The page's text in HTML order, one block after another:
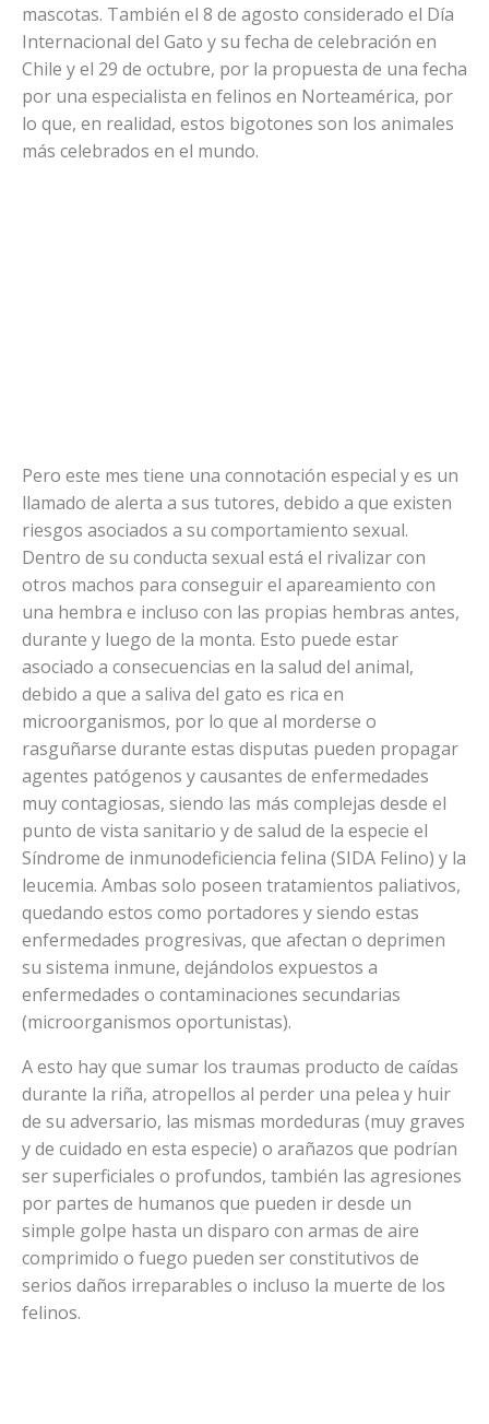
mascotas. También el 8 de agosto considerado el Día
Internacional del Gato y su fecha de celebración en
Chile y el 29 de octubre, por la propuesta de una fecha
por una especialista en felinos en Norteamérica, por
lo que, en realidad, estos bigotones son los animales
más celebrados en el mundo.
Pero este mes tiene una connotación especial y es un
llamado de alerta a sus tutores, debido a que existen
riesgos asociados a su comportamiento sexual.
Dentro de su conducta sexual está el rivalizar con
otros machos para conseguir el apareamiento con
una hembra e incluso con las propias hembras antes,
durante y luego de la monta. Esto puede estar
asociado a consecuencias en la salud del animal,
debido a que a saliva del gato es rica en
microorganismos, por lo que al morderse o
rasguñarse durante estas disputas pueden propagar
agentes patógenos y causantes de enfermedades
muy contagiosas, siendo las más complejas desde el
punto de vista sanitario y de salud de la especie el
Síndrome de inmunodeficiencia felina (SIDA Felino) y la
leucemia. Ambas solo poseen tratamientos paliativos,
quedando estos como portadores y siendo estas
enfermedades progresivas, que afectan o deprimen
su sistema inmune, dejándolos expuestos a
enfermedades o contaminaciones secundarias
(microorganismos oportunistas).
A esto hay que sumar los traumas producto de caídas
durante la riña, atropellos al perder una pelea y huir
de su adversario, las mismas mordeduras (muy graves
y de cuidado en esta especie) o arañazos que podrían
ser superficiales o profundos, también las agresiones
por partes de humanos que pueden ir desde un
simple golpe hasta un disparo con armas de aire
comprimido o fuego pueden ser constitutivos de
serios daños irreparables o incluso la muerte de los
felinos.